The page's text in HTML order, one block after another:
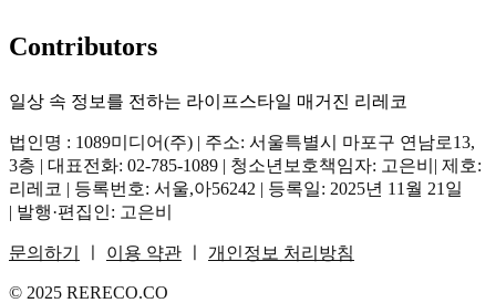
Contributors
일상 속 정보를 전하는 라이프스타일 매거진 리레코
법인명 : 1089미디어(주) | 주소: 서울특별시 마포구 연남로13,
3층 | 대표전화: 02-785-1089 | 청소년보호책임자: 고은비| 제호:
리레코 | 등록번호: 서울,아56242 | 등록일: 2025년 11월 21일
| 발행·편집인: 고은비
문의하기 이용 약관 개인정보 처리방침
© 2025 RERECO.CO